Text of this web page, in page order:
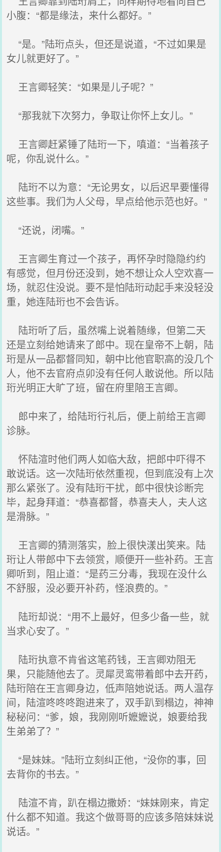
小腹：“都是缘法，来什么都好。”
“是。”陆珩点头，但还是说道，“不过如果是
女儿就更好了。”
王言卿轻笑：“如果是儿子呢？”
“那我就下次努力，争取让你怀上女儿。”
王言卿赶紧锤了陆珩一下，嗔道：“当着孩子
呢，你乱说什么。”
陆珩不以为意：“无论男女，以后迟早要懂得
这些事。我们为人父母，早点给他示范也好。”
“还说，闭嘴。”
王言卿生育过一个孩子，再怀孕时隐隐约约
有感觉，但月份还没到，她不想让众人空欢喜一
场，就忍住没说。要不是怕陆珩动起手来没轻没
重，她连陆珩也不会告诉。
陆珩听了后，虽然嘴上说着随缘，但第二天
还是立刻给她请来了郎中。现在皇帝不上朝，陆
珩是从一品都督同知，朝中比他官职高的没几个
人，他不去官府点卯没有任何人敢说他。所以陆
珩光明正大旷了班，留在府里陪王言卿。
郎中来了，给陆珩行礼后，便上前给王言卿
诊脉。
怀陆渲时他们两人如临大敌，把郎中吓得不
敢说话。这一次陆珩依然重视，但到底没有上次
那么紧张了。没有陆珩干扰，郎中很快诊断完
毕，起身拜道：“恭喜都督，恭喜夫人，夫人这
是滑脉。”
王言卿的猜测落实，脸上很快漾出笑来。陆
珩让人带郎中下去领赏，顺便开一些补药。王言
卿听到，阻止道：“是药三分毒，我现在没什么
不舒服，没必要开补药，怪浪费的。”
陆珩却说：“用不上最好，但多少备一些，就
当求心安了。”
陆珩执意不肯省这笔药钱，王言卿劝阻无
果，只能随他去了。灵犀灵鸾带着郎中去开药，
陆珩陪在王言卿身边，低声陪她说话。两人温存
间，陆渲咚咚咚跑进来了，双手趴到榻边，神神
秘秘问：“爹，娘，我刚刚听嬷嬷说，娘要给我
生弟弟了？”
“是妹妹。”陆珩立刻纠正他，“没你的事，回
去背你的书去。”
陆渲不肯，趴在榻边撒娇：“妹妹刚来，肯定
什么都不知道。我这个做哥哥的应该多陪妹妹说
说话。”